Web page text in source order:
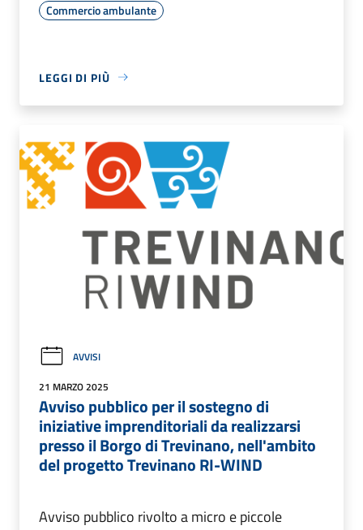
Commercio ambulante
LEGGI DI PIÙ
AVVISI
21 MARZO 2025
Avviso pubblico per il sostegno di
iniziative imprenditoriali da realizzarsi
presso il Borgo di Trevinano, nell'ambito
del progetto Trevinano RI-WIND
Avviso pubblico rivolto a micro e piccole